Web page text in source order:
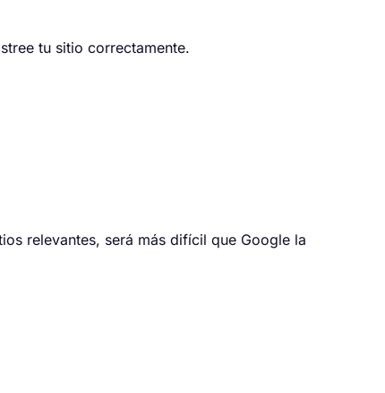
tu sitio correctamente.
relevantes, será más difícil que Google la